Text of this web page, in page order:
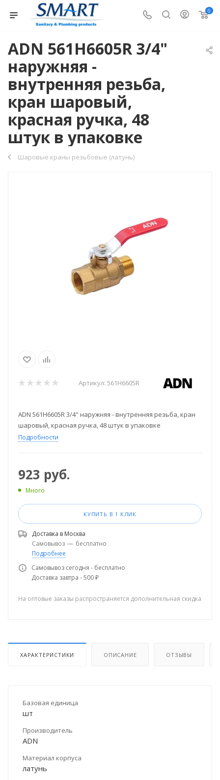
0
ADN 561H6605R 3/4"
наружняя -
внутренняя резьба,
кран шаровый,
красная ручка, 48
штук в упаковке
Шаровые краны резьбовые (латунь)
Артикул: 561H6605R
ADN 561H6605R 3/4" наружняя - внутренняя резьба, кран
шаровый, красная ручка, 48 штук в упаковке
Подробности
923 руб.
Много
КУПИТЬ В 1 КЛИК
Доставка в Москва
Самовывоз — бесплатно
Подробнее
Самовывоз сегодня - бесплатно
Доставка завтра - 500 ₽
На оптовые заказы распространяется дополнительная скидка
ХАРАКТЕРИСТИКИ ОПИСАНИЕ ОТЗЫВЫ
Базовая единица
шт
Производитель
ADN
Материал корпуса
латунь